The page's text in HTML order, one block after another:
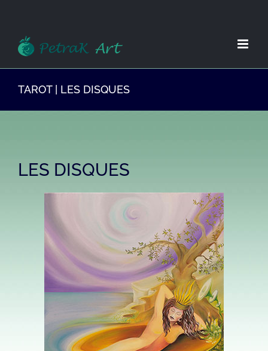
springen
TAROT | LES DISQUES
LES DISQUES